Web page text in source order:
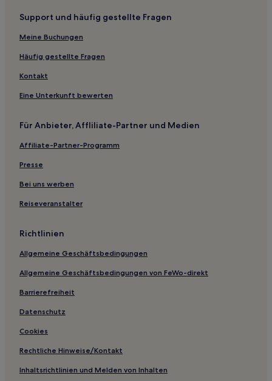
Support und häufig gestellte Fragen
Meine Buchungen
Häufig gestellte Fragen
Kontakt
Eine Unterkunft bewerten
Für Anbieter, Affliliate-Partner und Medien
Affiliate-Partner-Programm
Presse
Bei uns werben
Reiseveranstalter
Richtlinien
Allgemeine Geschäftsbedingungen
Allgemeine Geschäftsbedingungen von FeWo-direkt
Barrierefreiheit
Datenschutz
Cookies
Rechtliche Hinweise/Kontakt
Inhaltsrichtlinien und Melden von Inhalten